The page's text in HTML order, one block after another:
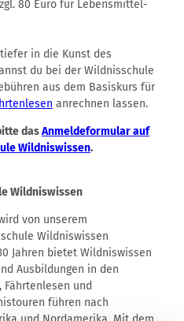
80 Euro für Lebensmittel-
in die Kunst des
du bei der Wildnisschule
aus dem Basiskurs für
anrechnen lassen.
dasAnmeldeformular auf
Wildniswissen.
Wildniswissen
von unserem
Wildniswissen
Jahren bietet Wildniswissen
Ausbildungen in den
und
führen nach